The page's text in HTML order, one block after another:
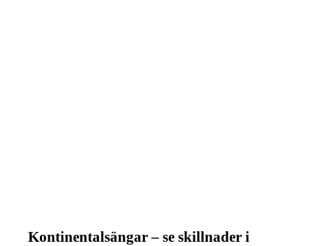
Kontinentalsängar – se skillnader i